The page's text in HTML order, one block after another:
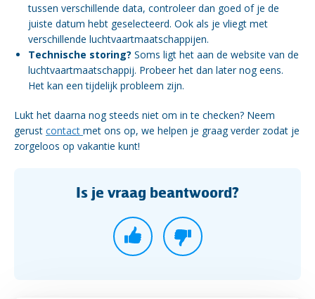
tussen verschillende data, controleer dan goed of je de
juiste datum hebt geselecteerd. Ook als je vliegt met
verschillende luchtvaartmaatschappijen.
Technische storing? Soms ligt het aan de website van de
luchtvaartmaatschappij. Probeer het dan later nog eens.
Het kan een tijdelijk probleem zijn.
Lukt het daarna nog steeds niet om in te checken? Neem
gerust contact met ons op, we helpen je graag verder zodat je
zorgeloos op vakantie kunt!
Is je vraag beantwoord?